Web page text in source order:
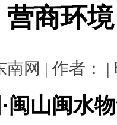
营商环
南网 | 作者： |
闽山闽水